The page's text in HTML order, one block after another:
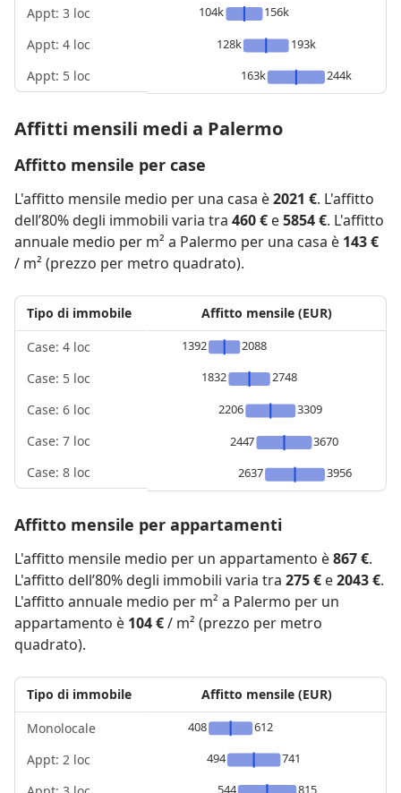
Appt: 3 loc
Appt: 4 loc
Appt: 5 loc
104k
156k
128k
193k
163k
244k
Affitti mensili medi a Palermo
Affitto mensile per case
L'affitto mensile medio per una casa è2021 €. L'affitto
dell’80% degli immobili varia tra 460 € e5854 €. L'affitto
annuale medio per m² a Palermo per una casa è 143 €
/ m² (prezzo per metro quadrato).
Tipo di immobile
Case: 4 loc
Case: 5 loc
Case: 6 loc
Case: 7 loc
Case: 8 loc
Affitto mensile (EUR)
1392
2088
1832
2748
2206
3309
2447
3670
2637
3956
Affitto mensile per appartamenti
L'affitto mensile medio per un appartamento è867 €.
L'affitto dell’80% degli immobili varia tra 275 € e2043 €.
L'affitto annuale medio per m² a Palermo per un
appartamento è 104 €/ m² (prezzo per metro
quadrato).
Tipo di immobile
Monolocale
Appt: 2 loc
Affitto mensile (EUR)
408
612
494
741
544
815